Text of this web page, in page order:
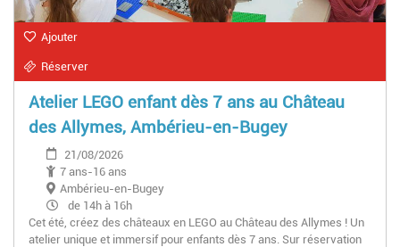
Ajouter
Réserver
Atelier LEGO enfant dès 7 ans au Château
des Allymes, Ambérieu-en-Bugey
21/08/2026
7 ans-16 ans
Ambérieu-en-Bugey
de 14h à 16h
Cet été, créez des châteaux en LEGO au Château des Allymes ! Un
atelier unique et immersif pour enfants dès 7 ans. Sur réservation